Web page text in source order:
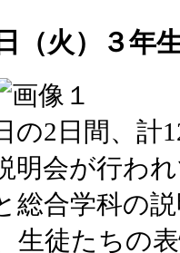
（火）３年
の2日間、計
明会が行わ
総合学科の
生徒たちの